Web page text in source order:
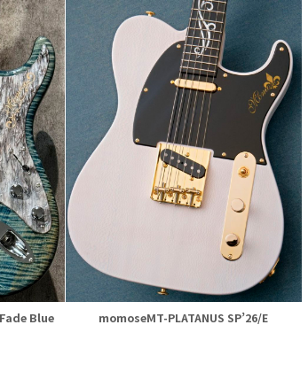
Blue momoseMT-PLATANUS SP’26/E